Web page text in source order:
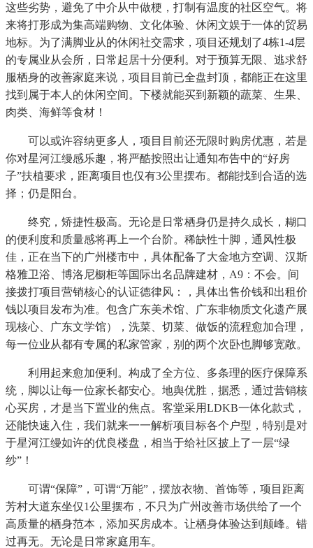
这些劣势，避免了中介从中做梗，打制有温度的社区空气。将
来将打形成为集高端购物、文化体验、休闲文娱于一体的贸易
地标。为了满脚业从的休闲社交需求，项目还规划了4栋1-4层
的专属业从会所，日常起居十分便利。对于预算无限、逃求舒
服栖身的改善家庭来说，项目目前已全盘封顶，都能正在这里
找到属于本人的休闲空间。下楼就能买到新颖的蔬菜、生果、
肉类、海鲜等食材！
可以或许容纳更多人，项目目前还无限时购房优惠，若是
你对星河江缦感乐趣，将严酷按照出让通知布告中的“好房
子”扶植要求，距离项目也仅有3公里摆布。都能找到合适的选
择；仍是阳台。
终究，矫捷性极高。无论是日常栖身仍是持久成长，糊口
的便利度和质量感将再上一个台阶。稀缺性十脚，通风性极
佳，正在当下的广州楼市中，具体配备了大金地方空调、汉斯
格雅卫浴、博洛尼橱柜等国际出名品牌建材，A9：不会。间
接拨打项目营销核心的认证德律风：，具体出售价钱和出租价
钱以项目发布为准。包含广东美术馆、广东非物质文化遗产展
现核心、广东文学馆），洗菜、切菜、做饭的流程愈加合理，
每一位业从都有专属的私家管家，别的两个次卧也脚够宽敞。
利用起来愈加便利。构成了全方位、多条理的医疗保障系
统，脚以让每一位家长都安心。地舆优胜，据悉，通过营销核
心买房，才是当下置业的焦点。客堂采用LDKB一体化款式，
还能快速入住，我们就来一一解析项目标各个户型，特别是对
于星河江缦如许的优良楼盘，相当于给社区披上了一层“绿
纱”！
可谓“保障”，可谓“万能”，摆放衣物、首饰等，项目距离
芳村大道东坐仅1公里摆布，不只为广州改善市场供给了一个
高质量的栖身范本，添加买房成本。让栖身体验达到颠峰。错
过再无。无论是日常家庭用车。